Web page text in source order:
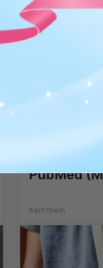
Vinmec
học xuất
PubMed
Xem thêm